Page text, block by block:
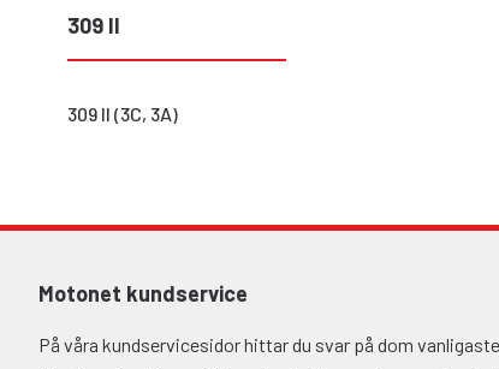
309 II
309 II (3C, 3A)
Motonet kundservice
På våra kundservicesidor hittar du svar på dom